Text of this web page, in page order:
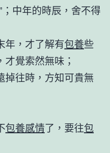
中年的時辰，舍不得
年，才了解有包養些
覺索然無味；
往時，方知可貴無
包養感情了，要往包